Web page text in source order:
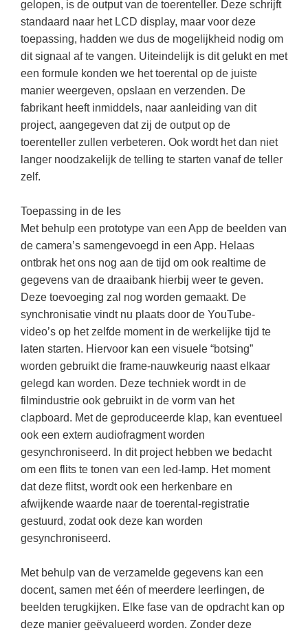
gelopen, is de output van de toerenteller. Deze schrijft
standaard naar het LCD display, maar voor deze
toepassing, hadden we dus de mogelijkheid nodig om
dit signaal af te vangen. Uiteindelijk is dit gelukt en met
een formule konden we het toerental op de juiste
manier weergeven, opslaan en verzenden. De
fabrikant heeft inmiddels, naar aanleiding van dit
project, aangegeven dat zij de output op de
toerenteller zullen verbeteren. Ook wordt het dan niet
langer noodzakelijk de telling te starten vanaf de teller
zelf.
Toepassing in de les
Met behulp een prototype van een App de beelden van
de camera’s samengevoegd in een App. Helaas
ontbrak het ons nog aan de tijd om ook realtime de
gegevens van de draaibank hierbij weer te geven.
Deze toevoeging zal nog worden gemaakt. De
synchronisatie vindt nu plaats door de YouTube-
video’s op het zelfde moment in de werkelijke tijd te
laten starten. Hiervoor kan een visuele “botsing”
worden gebruikt die frame-nauwkeurig naast elkaar
gelegd kan worden. Deze techniek wordt in de
filmindustrie ook gebruikt in de vorm van het
clapboard. Met de geproduceerde klap, kan eventueel
ook een extern audiofragment worden
gesynchroniseerd. In dit project hebben we bedacht
om een flits te tonen van een led-lamp. Het moment
dat deze flitst, wordt ook een herkenbare en
afwijkende waarde naar de toerental-registratie
gestuurd, zodat ook deze kan worden
gesynchroniseerd.
Met behulp van de verzamelde gegevens kan een
docent, samen met één of meerdere leerlingen, de
beelden terugkijken. Elke fase van de opdracht kan op
deze manier geëvalueerd worden. Zonder deze